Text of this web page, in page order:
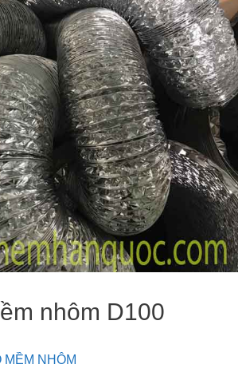
nhôm D100
MỀM NHÔM